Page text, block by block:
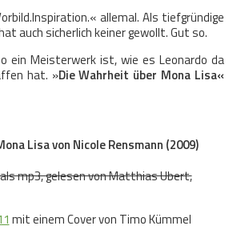
allemal. Als tiefgründige
auch sicherlich keiner gewollt. Gut so.
ein Meisterwerk ist, wie es Leonardo da
hat. »Die Wahrheit über Mona Lisa«
Lisa von Nicole Rensmann (2009)
mp3, gelesen von Matthias Ubert,
mit einem Cover von Timo Kümmel